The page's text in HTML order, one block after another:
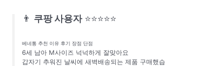
👨 쿠팡 사용자 ⭐⭐⭐⭐⭐
베네통 추천 이유 후기 장점 단점
6세 남아 M사이즈 넉넉하게 잘맞아요
갑자기 추워진 날씨에 새벽배송되는 제품 구매했습